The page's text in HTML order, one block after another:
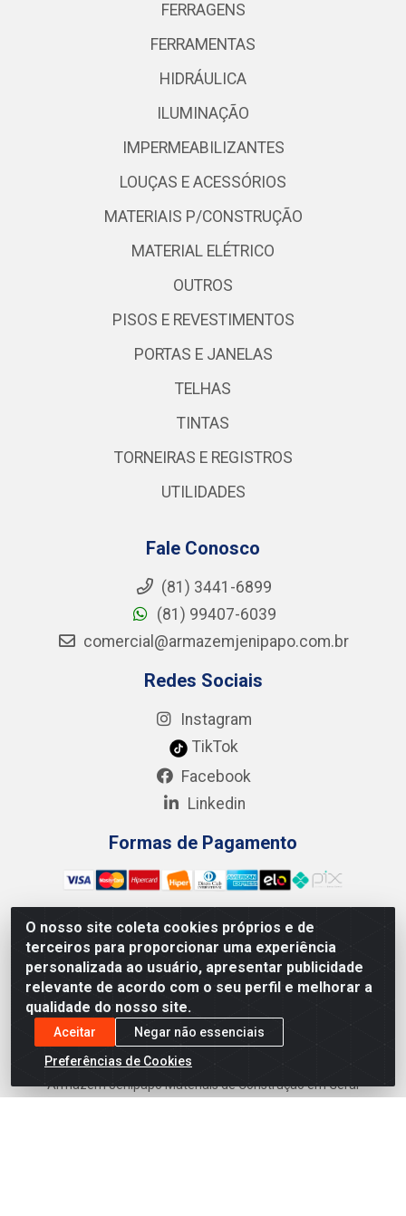
O nosso site coleta cookies próprios e de
terceiros para proporcionar uma experiência
personalizada ao usuário, apresentar publicidade
relevante de acordo com o seu perfil e melhorar a
qualidade do nosso site.
Aceitar
Negar não essenciais
Preferências de Cookies
FERRAGENS
FERRAMENTAS
HIDRÁULICA
ILUMINAÇÃO
IMPERMEABILIZANTES
LOUÇAS E ACESSÓRIOS
MATERIAIS P/CONSTRUÇÃO
MATERIAL ELÉTRICO
OUTROS
PISOS E REVESTIMENTOS
PORTAS E JANELAS
TELHAS
TINTAS
TORNEIRAS E REGISTROS
UTILIDADES
Fale Conosco
(81) 3441-6899
(81) 99407-6039
comercial@armazemjenipapo.com.br
Redes Sociais
Instagram
TikTok
Facebook
Linkedin
Formas de Pagamento
Preços, promoções, condições de pagamento e frete são
válidos para compras realizadas exclusivamente pelo site.
Caso haja divergência de preço de um produto, será válido o
preço que for exibido no carrinho de compras do site no
momento do pagamento. As vendas estão sujeitas a análise
e disponibilidade do estoque. Imagens de produtos
meramente ilustrativas.
Armazém Jenipapo Materiais de Construção em Geral